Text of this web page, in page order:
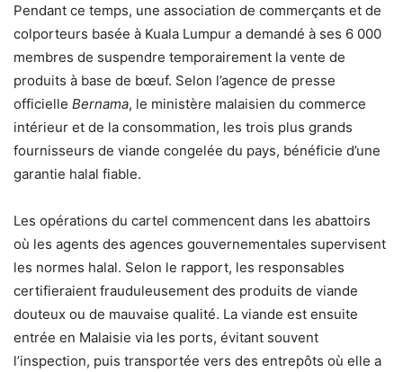
Pendant ce temps, une association de commerçants et de
colporteurs basée à Kuala Lumpur a demandé à ses 6 000
membres de suspendre temporairement la vente de
produits à base de bœuf. Selon l’agence de presse
officielle Bernama, le ministère malaisien du commerce
intérieur et de la consommation, les trois plus grands
fournisseurs de viande congelée du pays, bénéficie d’une
garantie halal fiable.
Les opérations du cartel commencent dans les abattoirs
où les agents des agences gouvernementales supervisent
les normes halal. Selon le rapport, les responsables
certifieraient frauduleusement des produits de viande
douteux ou de mauvaise qualité. La viande est ensuite
entrée en Malaisie via les ports, évitant souvent
l’inspection, puis transportée vers des entrepôts où elle a